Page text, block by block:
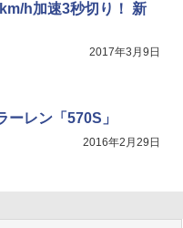
h加速3秒切り！ 新
2017年3月9日
ーレン「570S」
2016年2月29日